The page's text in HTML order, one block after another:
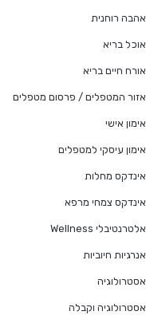
אהבה רוחנית
אוכל בריא
אורח חיים בריא
אזור המטפלים / פרסום מטפלים
אימון אישי
אימון עיסקי למטפלים
אינדקס מחלות
אינדקס צמחי מרפא
אלטרנטיבלי Wellness
אנרגיות חיוביות
אסטרולוגיה
אסטרולוגיה וקבלה